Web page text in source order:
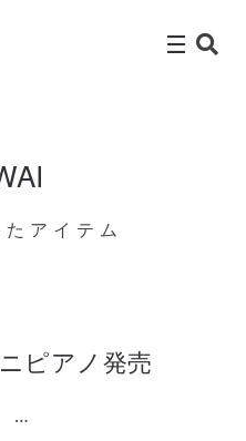
アイテム
ピアノ発売
…